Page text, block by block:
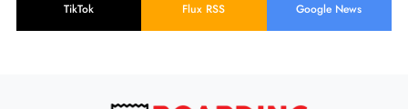
TikTok Flux RSS Google News